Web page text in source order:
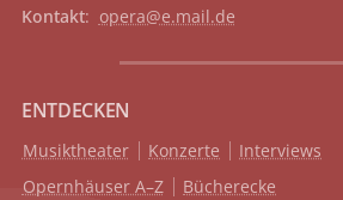
Kontakt: opera@e.mail.de
ENTDECKEN
Musiktheater Konzerte
Interviews
Opernhäuser A–Z
Bücherecke